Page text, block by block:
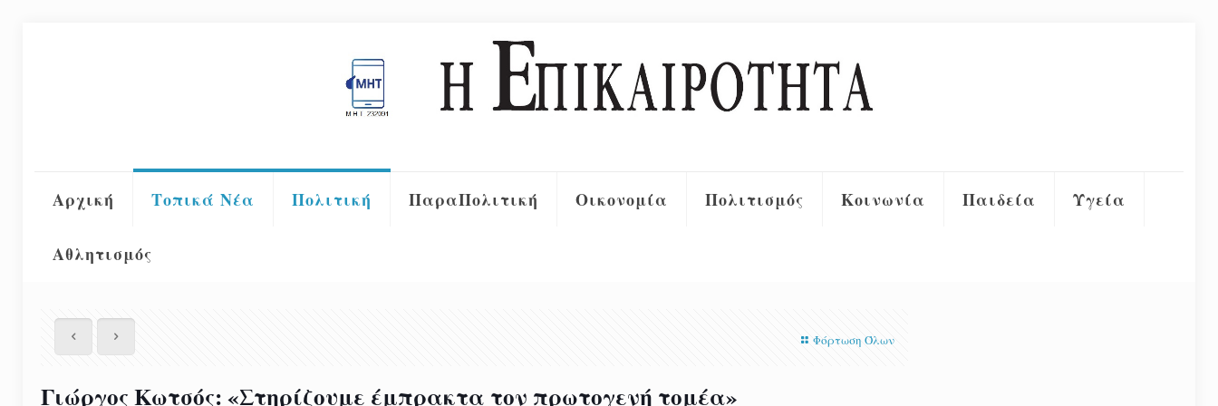
Αρχική Τοπικά Νέα Πολιτική ΠαραΠολιτική Οικονομία Πολιτισμός Κοινωνία Παιδεία Υγεία
Αθλητισμός
Φόρτωση Όλων
Γιώργος Κωτσός: «Στηρίζουμε έμπρακτα τον πρωτογενή τομέα»